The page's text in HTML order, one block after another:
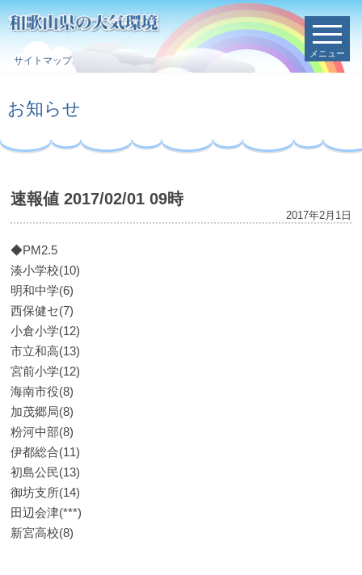
サイトマップ
メニュー
お知らせ
速報値 2017/02/01 09時
2017年2月1日
◆PM2.5
湊小学校(10)
明和中学(6)
西保健セ(7)
小倉小学(12)
市立和高(13)
宮前小学(12)
海南市役(8)
加茂郷局(8)
粉河中部(8)
伊都総合(11)
初島公民(13)
御坊支所(14)
田辺会津(***)
新宮高校(8)